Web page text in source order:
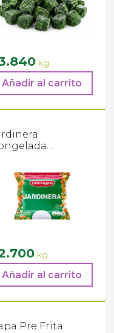
kg
Añadir al carrito
kg
Añadir al carrito
Pre Frita